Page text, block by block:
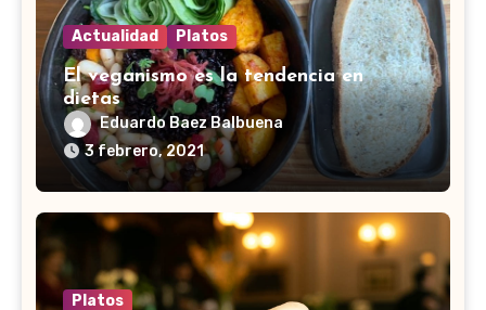
Actualidad Platos
El veganismo es la tendencia en
dietas
Eduardo Baez Balbuena
3 febrero, 2021
Platos